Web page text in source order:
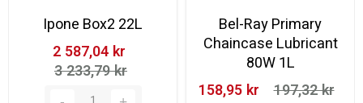
Ipone Box2 22L
2 587,04 kr‎
3 233,79 kr‎
Bel-Ray Primary
Chaincase Lubricant
80W 1L
158,95 kr‎
197,32 kr‎